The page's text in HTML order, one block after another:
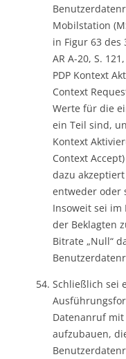
Mobilstation
in Figur 63 des
AR A-20, S.
PDP Kontext
Context
Werte für die
ein Teil sind,
Kontext
Context
dazu
entweder oder
Insoweit sei im
der Beklagten
Bitrate „Null“
Schließlich sei
Datenanruf mit
aufzubauen,